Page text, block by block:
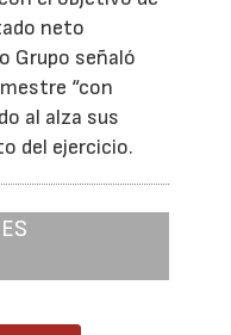
neto
Grupo señaló
“con
al alza sus
del ejercicio.